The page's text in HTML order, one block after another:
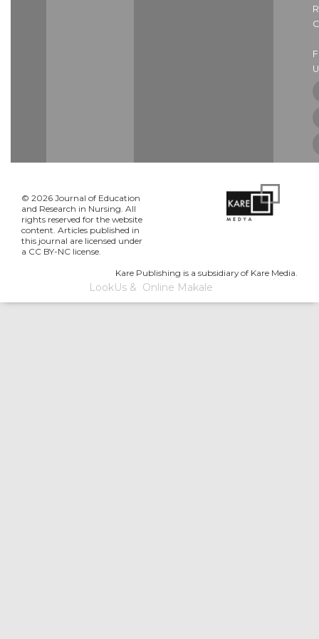
© 2026 Journal of Education
and Research in Nursing. All
rights reserved for the website
content. Articles published in
this journal are licensed under
a CC BY-NC license.
Kare Publishing is a subsidiary of Kare Media.
LookUs& Online Makale